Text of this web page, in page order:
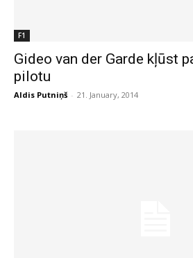
F1
Gideo van der Garde kļūst
pilotu
Aldis Putniņš - 21. January, 2014